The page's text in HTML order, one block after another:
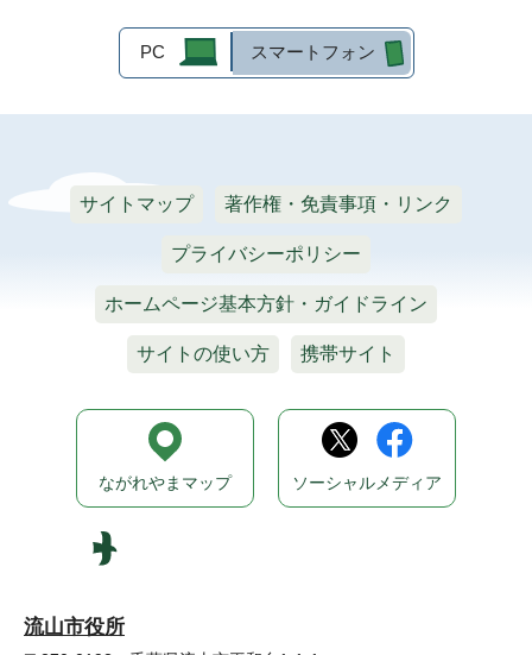
PC スマートフォン
サイトマップ 著作権・免責事項・リンク
プライバシーポリシー
ホームページ基本方針・ガイドライン
サイトの使い方 携帯サイト
流山市役所
ながれやまマップ ソーシャルメディア